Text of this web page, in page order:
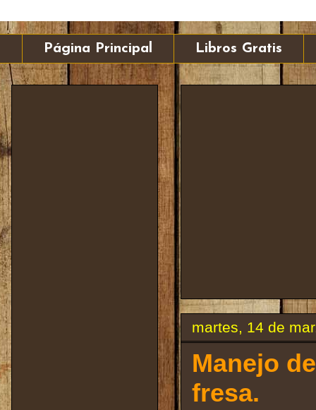
Página Principal Libros Gratis
martes, 14 de
Manejo
fresa.